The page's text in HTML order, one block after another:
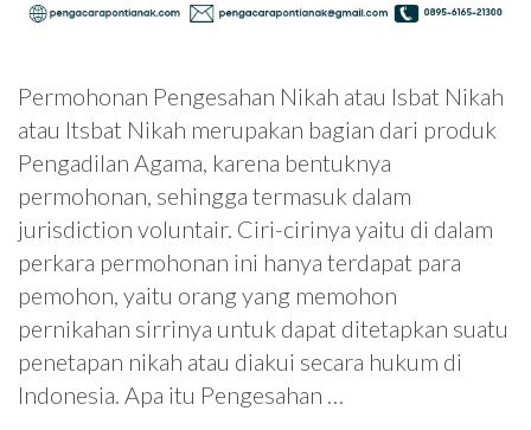
Permohonan Pengesahan Nikah atau Isbat Nikah
atau Itsbat Nikah merupakan bagian dari produk
Pengadilan Agama, karena bentuknya
permohonan, sehingga termasuk dalam
jurisdiction voluntair. Ciri-cirinya yaitu di dalam
perkara permohonan ini hanya terdapat para
pemohon, yaitu orang yang memohon
pernikahan sirrinya untuk dapat ditetapkan suatu
penetapan nikah atau diakui secara hukum di
Indonesia. Apa itu Pengesahan …